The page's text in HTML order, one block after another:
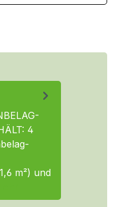
4
m²) und